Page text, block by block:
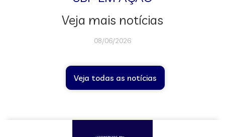
Veja mais notícias
08/06/2026
Veja todas as notícias